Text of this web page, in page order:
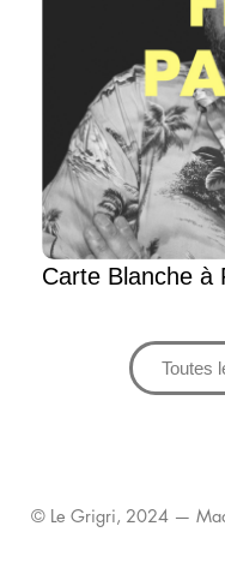
Carte Blanche à
Toutes
© Le Grigri, 2024 —